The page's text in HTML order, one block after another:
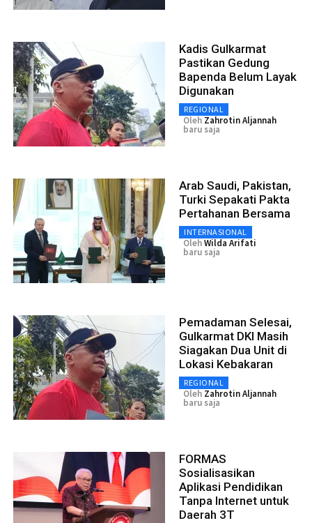
Kadis Gulkarmat
Pastikan Gedung
Bapenda Belum Layak
Digunakan
REGIONAL
Oleh Zahrotin Aljannah
baru saja
Arab Saudi, Pakistan,
Turki Sepakati Pakta
Pertahanan Bersama
INTERNASIONAL
OlehWilda Arifati
baru saja
Pemadaman Selesai,
Gulkarmat DKI Masih
Siagakan Dua Unit di
Lokasi Kebakaran
REGIONAL
Oleh Zahrotin Aljannah
baru saja
FORMAS
Sosialisasikan
Aplikasi Pendidikan
Tanpa Internet untuk
Daerah 3T